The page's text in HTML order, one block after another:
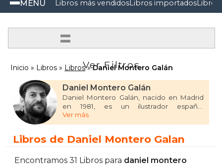
MENÚ Libros más vendidosLibros importadosLibros
=
Ver Filtros
Inicio Libros Libros Daniel Montero Galán
Daniel Montero Galán
Daniel Montero Galán, nacido en Madrid
en 1981, es un ilustrador español
reconocido por su prolífica carrera en la
literatura infantil y juvenil. Ha colaborado en
como "El gran Zooilógico" (2015), "Cartas en
nota" (2022).
Ver más
Libros de Daniel Montero Galan
Encontramos 31 Libros para daniel montero